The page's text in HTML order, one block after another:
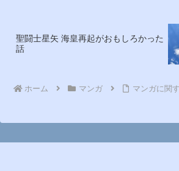
聖闘士星矢 海皇再起がおもしろかった
話
ホーム マンガ マンガに関